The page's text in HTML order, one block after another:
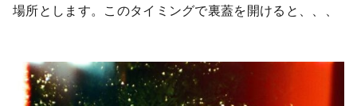
場所とします。このタイミングで裏蓋を開けると、、、